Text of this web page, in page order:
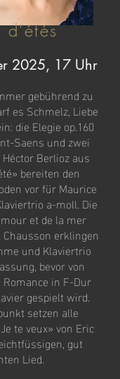
d'étés
2025, 17 Uhr
gebührend zu
es Schmelz, Liebe
die Elegie op.160
Saens und zwei
Berlioz aus
bereiten den
vor für Maurice
a-moll. Die
et de la mer
erklingen
und Klaviertrio
bevor von
in F-Dur
gespielt wird.
setzen alle
te veux» von Eric
gut
Lied.